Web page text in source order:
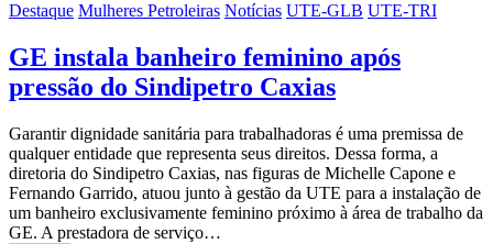
Destaque Mulheres Petroleiras Notícias UTE-GLB UTE-TRI
GE instala banheiro feminino após
pressão do Sindipetro Caxias
Garantir dignidade sanitária para trabalhadoras é uma premissa de
qualquer entidade que representa seus direitos. Dessa forma, a
diretoria do Sindipetro Caxias, nas figuras de Michelle Capone e
Fernando Garrido, atuou junto à gestão da UTE para a instalação de
um banheiro exclusivamente feminino próximo à área de trabalho da
GE. A prestadora de serviço…